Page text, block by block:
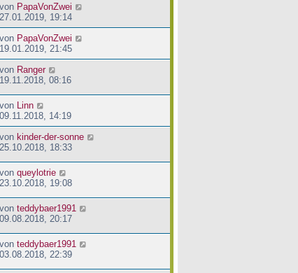
von PapaVonZwei
27.01.2019, 19:14
von PapaVonZwei
19.01.2019, 21:45
von Ranger
19.11.2018, 08:16
von
Linn
09.11.2018, 14:19
von kinder-der-sonne
25.10.2018, 18:33
von queylotrie
23.10.2018, 19:08
von teddybaer1991
09.08.2018, 20:17
von teddybaer1991
03.08.2018, 22:39